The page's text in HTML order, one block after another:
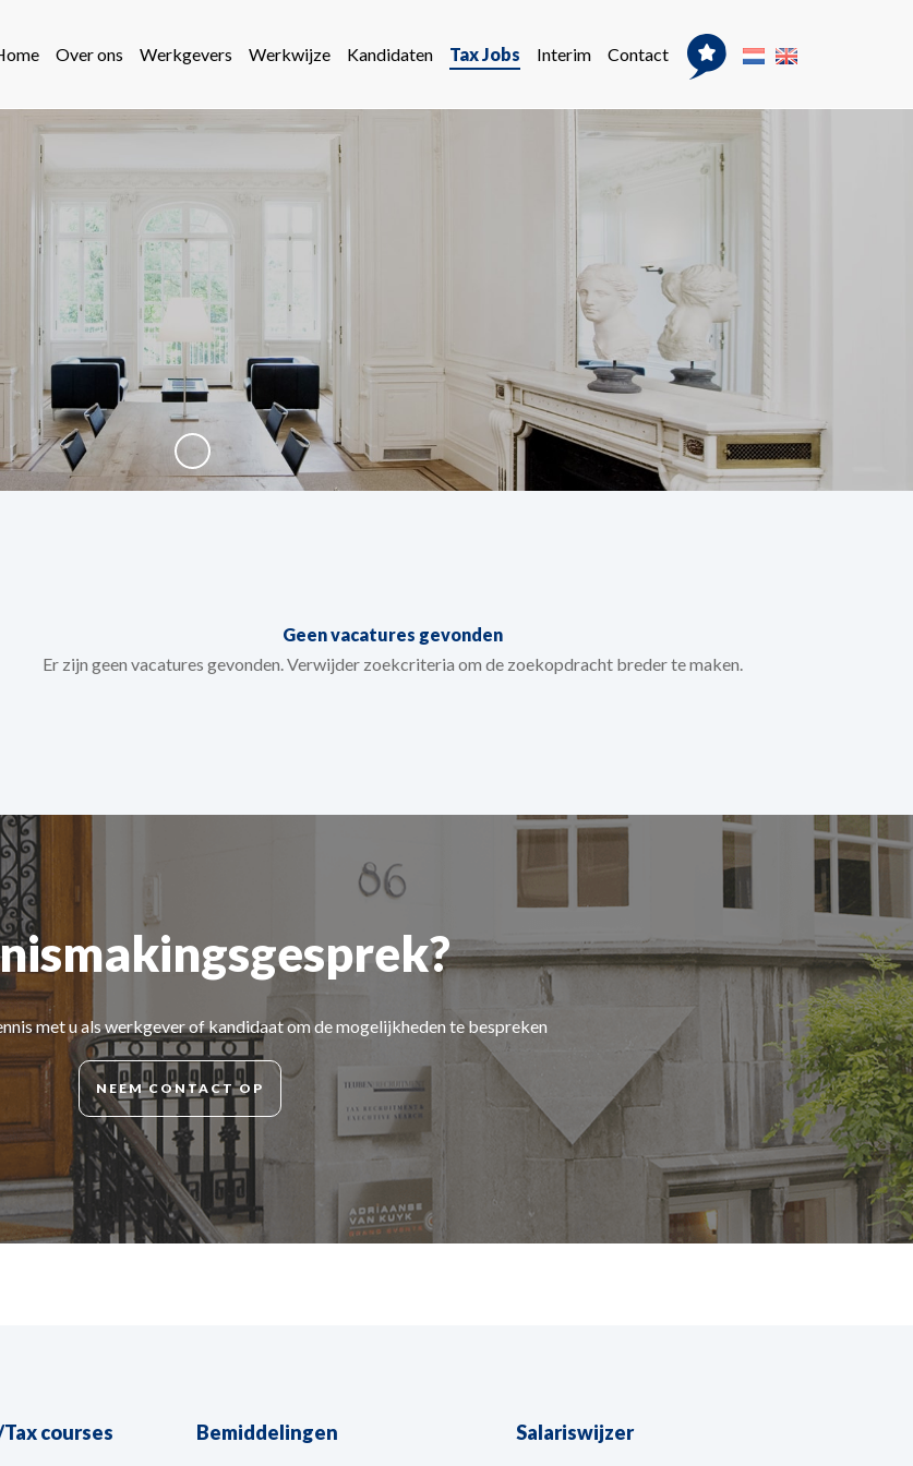
Over ons Werkgevers Werkwijze Kandidaten Tax Jobs Interim Contact
Geen vacatures gevonden
Er zijn geen vacatures gevonden. Verwijder zoekcriteria om de zoekopdracht breder te maken.
met u als werkgever of kandidaat om de mogelijkheden te bespreken
NEEM CONTACT OP
courses Bemiddelingen Salariswijzer